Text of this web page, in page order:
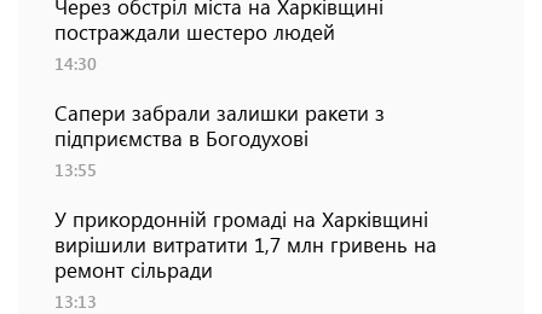
Через обстріл міста на Харківщині
постраждали шестеро людей
14:30
Сапери забрали залишки ракети з
підприємства в Богодухові
13:55
У прикордонній громаді на Харківщині
вирішили витратити 1,7 млн гривень на
ремонт сільради
13:13